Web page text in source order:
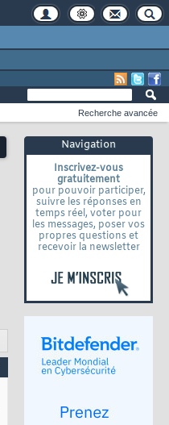
Navigation
Inscrivez-vous
gratuitement
pour pouvoir participer,
suivre les réponses en
temps réel, voter pour
les messages, poser vos
propres questions et
recevoir la newsletter
Recherche avancée